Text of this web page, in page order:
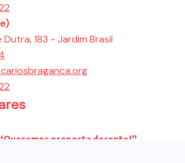
Dutra, 183 - Jardim Brasil
proposta decente!”